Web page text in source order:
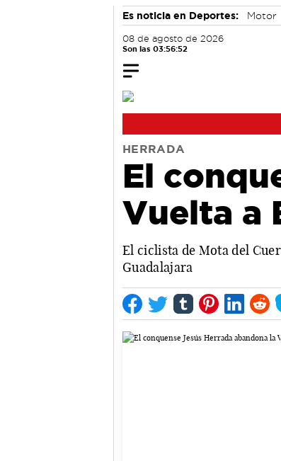
Es noticia en Deportes: Motor
08 de agosto de 2026
Son las 03:56:53
HERRADA
El
Vuelta a
El ciclista de Mota del
Guadalajara